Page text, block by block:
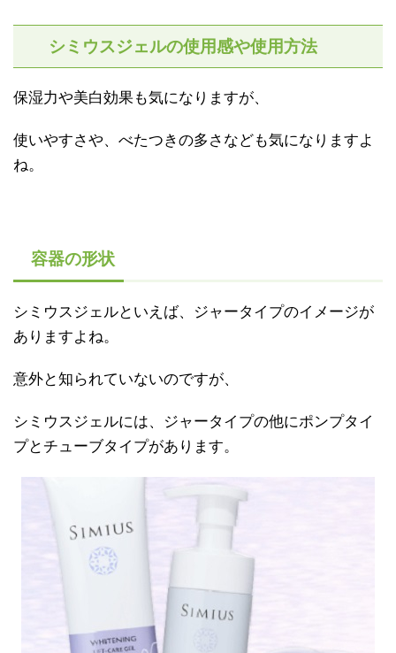
シミウスジェルの使用感や使用方法
保湿力や美白効果も気になりますが、
使いやすさや、べたつきの多さなども気になりますよ
ね。
容器の形状
シミウスジェルといえば、ジャータイプのイメージが
ありますよね。
意外と知られていないのですが、
シミウスジェルには、ジャータイプの他にポンプタイ
プとチューブタイプがあります。